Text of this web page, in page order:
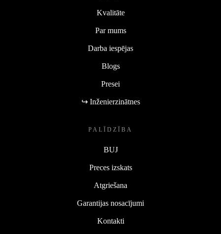
Kvalitāte
Par mums
Darba iespējas
Blogs
Presei
↪ Inženierzinātnes
PALĪDZĪBA
BUJ
Preces izskats
Atgriešana
Garantijas nosacījumi
Kontakti